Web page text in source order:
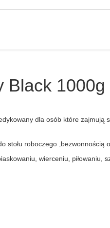
Black 1000g
dla osób które
stołu roboczego ,bezwonnością
wierceniu, piłowaniu,